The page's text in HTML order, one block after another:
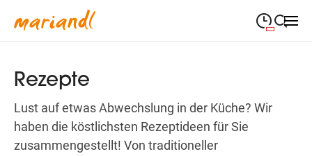
Dienstag
MITTWOCH 09:00
Rezepte
Lust auf etwas Abwechslung in der Küche? Wir
haben die köstlichsten Rezeptideen für Sie
zusammengestellt! Von traditioneller